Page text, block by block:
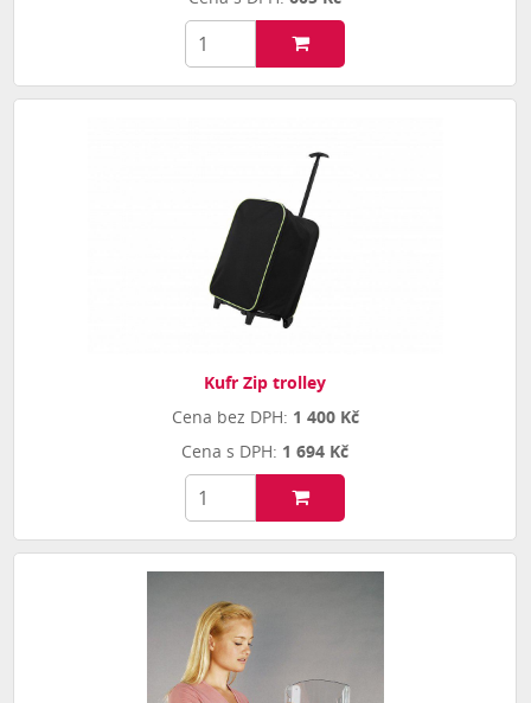
Kufr Zip trolley
1 400 Kč
1 694 Kč